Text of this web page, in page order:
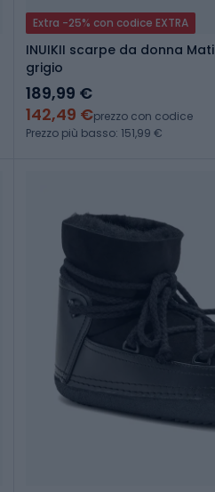
Extra -25% con codice EXTRA
INUIKII scarpe da donna
grigio
189,99 €
142,49 €prezzo con codice
Prezzo più basso: 151,99 €